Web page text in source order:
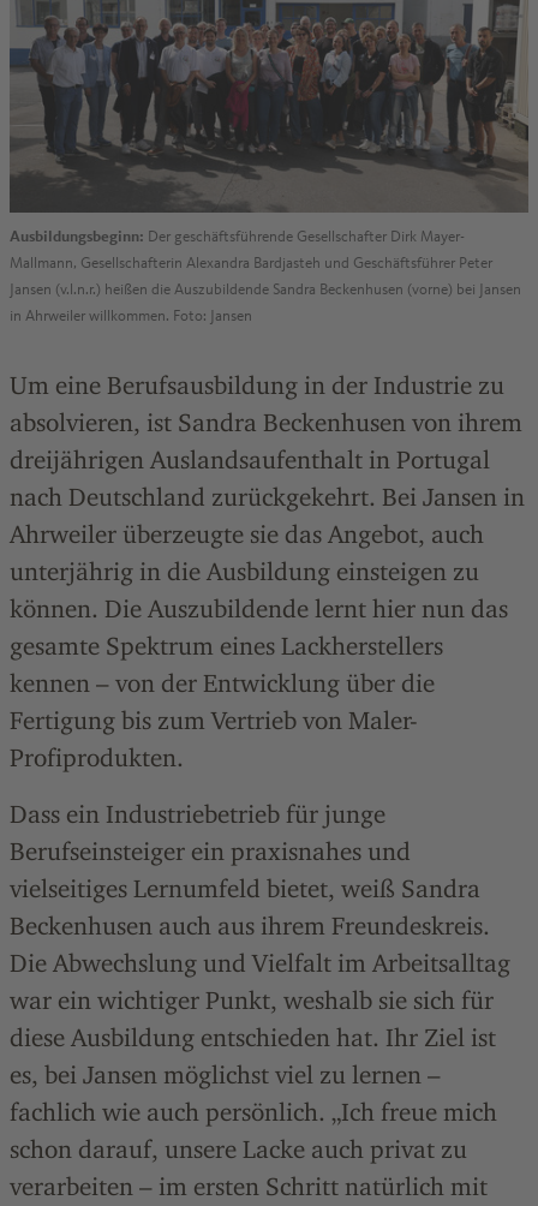
Ausbildungsbeginn: Der geschäftsführende Gesellschafter Dirk Mayer-
Mallmann, Gesellschafterin Alexandra Bardjasteh und Geschäftsführer Peter
Jansen (v.l.n.r.) heißen die Auszubildende Sandra Beckenhusen (vorne) bei Jansen
in Ahrweiler willkommen. Foto: Jansen
Um eine Berufsausbildung in der Industrie zu
absolvieren, ist Sandra Beckenhusen von ihrem
dreijährigen Auslandsaufenthalt in Portugal
nach Deutschland zurückgekehrt. Bei Jansen in
Ahrweiler überzeugte sie das Angebot, auch
unterjährig in die Ausbildung einsteigen zu
können. Die Auszubildende lernt hier nun das
gesamte Spektrum eines Lackherstellers
kennen – von der Entwicklung über die
Fertigung bis zum Vertrieb von Maler-
Profiprodukten.
Dass ein Industriebetrieb für junge
Berufseinsteiger ein praxisnahes und
vielseitiges Lernumfeld bietet, weiß Sandra
Beckenhusen auch aus ihrem Freundeskreis.
Die Abwechslung und Vielfalt im Arbeitsalltag
war ein wichtiger Punkt, weshalb sie sich für
diese Ausbildung entschieden hat. Ihr Ziel ist
es, bei Jansen möglichst viel zu lernen –
fachlich wie auch persönlich. „Ich freue mich
schon darauf, unsere Lacke auch privat zu
verarbeiten – im ersten Schritt natürlich mit